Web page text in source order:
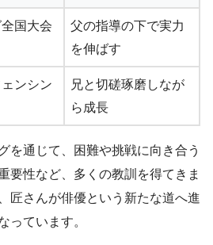
国大会
父の指導の下で実力
を伸ばす
ンシン
兄と切磋琢磨しなが
ら成長
を通じて、困難や挑戦に向き合う
要性など、多くの教訓を得てきま
匠さんが俳優という新たな道へ進
っています。